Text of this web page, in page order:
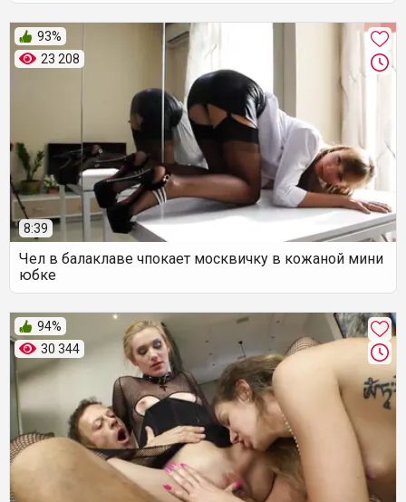
23 208
93%
8:39
Чел в балаклаве чпокает москвичку в кожаной мини
юбке
30 344
94%